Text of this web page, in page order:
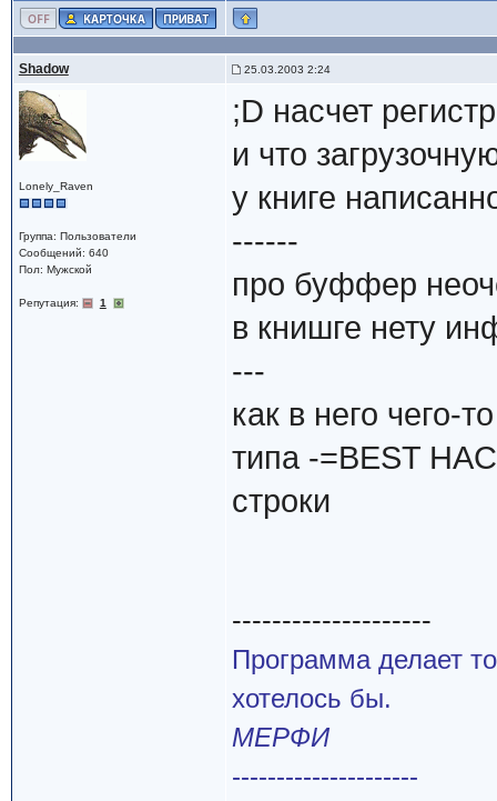
Shadow 25.03.2003 2:24
Lonely_Raven
Группа: Пользователи
Сообщений: 640
Пол: Мужской
Репутация: 1
;D насчет
и что
у книге
------
про буффер
в книшге нету
---
как в него чего-
типа -=BEST
строки
--------------------
Программа делает
хотелось бы.
МЕРФИ
---------------------